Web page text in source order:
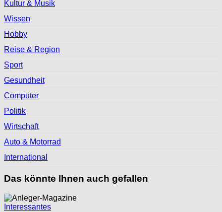
Kultur & Musik
Wissen
Hobby
Reise & Region
Sport
Gesundheit
Computer
Politik
Wirtschaft
Auto & Motorrad
International
Das könnte Ihnen auch gefallen
Interessantes